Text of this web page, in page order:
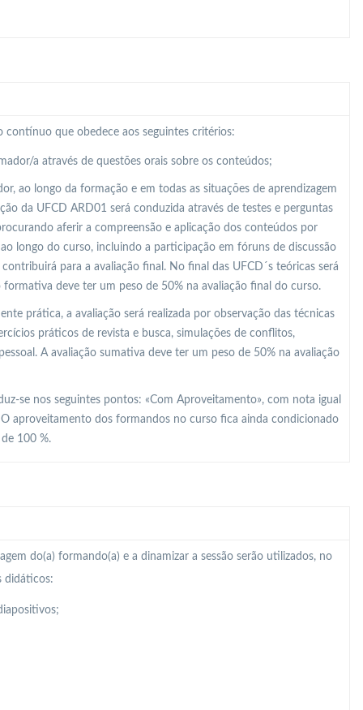
contínuo que obedece aos seguintes critérios:
a através de questões orais sobre os conteúdos;
ao longo da formação e em todas as situações de aprendizagem
da UFCD ARD01 será conduzida através de testes e perguntas
aferir a compreensão e aplicação dos conteúdos por
longo do curso, incluindo a participação em fóruns de discussão
para a avaliação final. No final das UFCD´s teóricas será
deve ter um peso de 50% na avaliação final do curso.
prática, a avaliação será realizada por observação das técnicas
práticos de revista e busca, simulações de conflitos,
A avaliação sumativa deve ter um peso de 50% na avaliação
se nos seguintes pontos: «Com Aproveitamento», com nota igual
aproveitamento dos formandos no curso fica ainda condicionado
100 %.
do(a) formando(a) e a dinamizar a sessão serão utilizados, no
didáticos: